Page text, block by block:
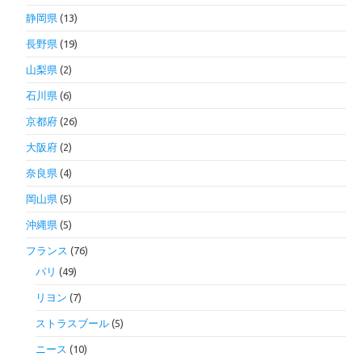
静岡県 (13)
長野県 (19)
山梨県 (2)
石川県 (6)
京都府 (26)
大阪府 (2)
奈良県 (4)
岡山県 (5)
沖縄県 (5)
フランス (76)
パリ (49)
リヨン (7)
ストラスブール (5)
ニース (10)